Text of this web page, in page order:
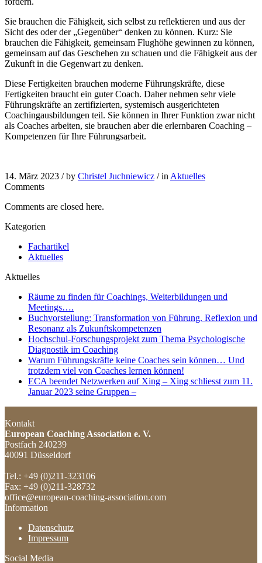
Sie brauchen die Fähigkeit, sich selbst zu reflektieren und aus der
Sicht des oder der „Gegenüber“ denken zu können. Kurz: Sie
brauchen die Fähigkeit, gemeinsam Flughöhe gewinnen zu können,
gemeinsam auf das Geschehen zu schauen und die Fähigkeit aus der
Zukunft in die Gegenwart zu denken.
Diese Fertigkeiten brauchen moderne Führungskräfte, diese
Fertigkeiten braucht ein guter Coach. Daher nehmen sehr viele
Führungskräfte an zertifizierten, systemisch ausgerichteten
Coachingausbildungen teil. Sie können in Ihrer Funktion zwar nicht
als Coaches arbeiten, sie brauchen aber die erlernbaren Coaching –
Kompetenzen für Ihre Führungsarbeit.
14. März 2023 /by Christel Juchniewicz / in Aktuelles
Comments
Comments are closed here.
Kategorien
Fachartikel
Aktuelles
Aktuelles
Räume zu finden für Coachings, Weiterbildungen und
Meetings….
Buchvorstellung: Transformation von Führung. Reflexion und
Resonanz als Zukunftskompetenzen
Hochschul-Forschungsprojekt zum Thema Psychologische
Diagnostik im Coaching
Warum Führungskräfte keine Coaches sein können… Und
trotzdem viel von Coaches lernen können!
ECA beendet Netzwerken auf Xing – Xing schliesst zum 11.
Januar 2023 seine Gruppen –
Kontakt
European Coaching Association e. V.
Postfach 240239
40091 Düsseldorf
Tel.: +49 (0)211-323106
Fax: +49 (0)211-328732
office@european-coaching-association.com
Information
Datenschutz
Impressum
Social Media